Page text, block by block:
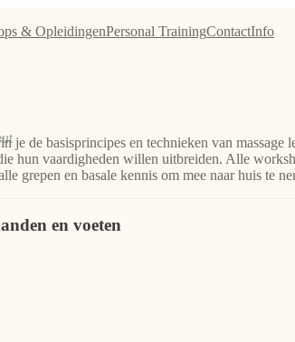
& OpleidingenPersonal TrainingContactInfo
de basisprincipes en technieken van
hun vaardigheden willen uitbreiden. Alle
grepen en basale kennis om mee naar huis te
en voeten